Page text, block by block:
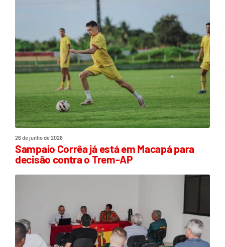
26 de junho de 2026
Sampaio Corrêa já está em Macapá para
decisão contra o Trem-AP